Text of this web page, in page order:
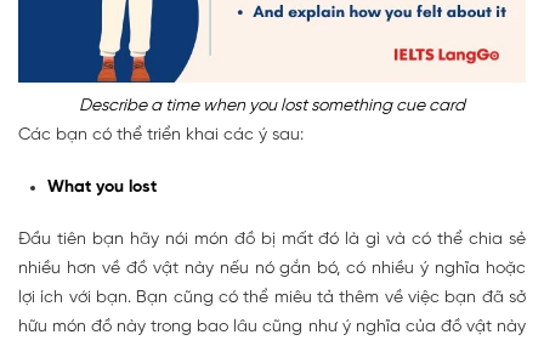
Describe a time when you lost something cue card
Các bạn có thể triển khai các ý sau:
What you lost
Đầu tiên bạn hãy nói món đồ bị mất đó là gì và có thể chia sẻ
nhiều hơn về đồ vật này nếu nó gắn bó, có nhiều ý nghĩa hoặc
lợi ích với bạn. Bạn cũng có thể miêu tả thêm về việc bạn đã sở
hữu món đồ này trong bao lâu cũng như ý nghĩa của đồ vật này